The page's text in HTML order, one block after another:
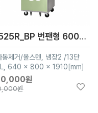
LS-525R_BP 번팬형 600L급 냉장2
동제거/올스텐, 냉장2 /13단
640 x 800 x 1910[mm]
원
원